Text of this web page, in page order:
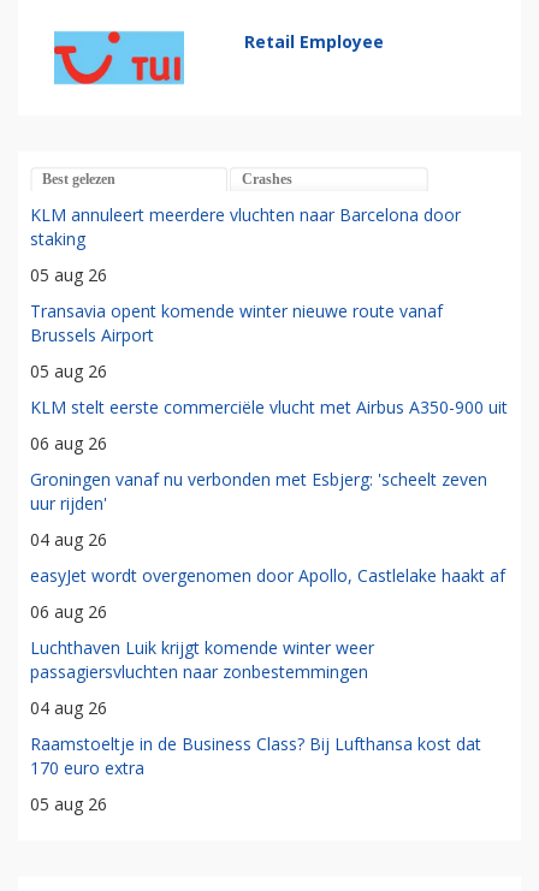
Retail Employee
Best gelezen Crashes
KLM annuleert meerdere vluchten naar Barcelona door
staking
05 aug 26
Transavia opent komende winter nieuwe route vanaf
Brussels Airport
05 aug 26
KLM stelt eerste commerciële vlucht met Airbus A350-900 uit
06 aug 26
Groningen vanaf nu verbonden met Esbjerg: 'scheelt zeven
uur rijden'
04 aug 26
easyJet wordt overgenomen door Apollo, Castlelake haakt af
06 aug 26
Luchthaven Luik krijgt komende winter weer
passagiersvluchten naar zonbestemmingen
04 aug 26
Raamstoeltje in de Business Class? Bij Lufthansa kost dat
170 euro extra
05 aug 26